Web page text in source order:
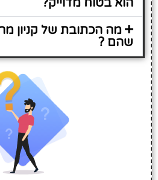
מה הכתובת של קניון
שהם ?